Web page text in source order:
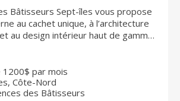
Bâtisseurs Sept-îles vous propose
au cachet unique, à l’architecture
au design intérieur haut de gamme.
on retrouve notamment un
un salon d’accueil avec foyer au
climatisés et des ascenseurs. Les
également d’une terrasse
par mois
Côte-Nord
des Bâtisseurs